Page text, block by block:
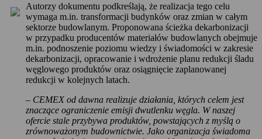
Autorzy dokumentu podkreślają, że realizacja tego celu
wymaga m.in. transformacji budynków oraz zmian w całym
sektorze budowlanym. Proponowana ścieżka dekarbonizacji
w przypadku producentów materiałów budowlanych obejmuje
m.in. podnoszenie poziomu wiedzy i świadomości w zakresie
dekarbonizacji, opracowanie i wdrożenie planu redukcji śladu
węglowego produktów oraz osiągnięcie zaplanowanej
redukcji w kolejnych latach.
– CEMEX od dawna realizuje działania, których celem jest
znaczące ograniczenie emisji dwutlenku węgla. W naszej
ofercie stale przybywa produktów, powstających z myślą o
zrównoważonym budownictwie. Jako organizacja świadoma